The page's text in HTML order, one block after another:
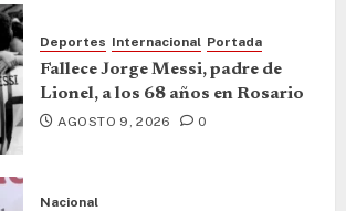
Deportes Internacional Portada
Fallece Jorge Messi, padre de
Lionel, a los 68 años en Rosario
AGOSTO 9, 2026 0
Nacional